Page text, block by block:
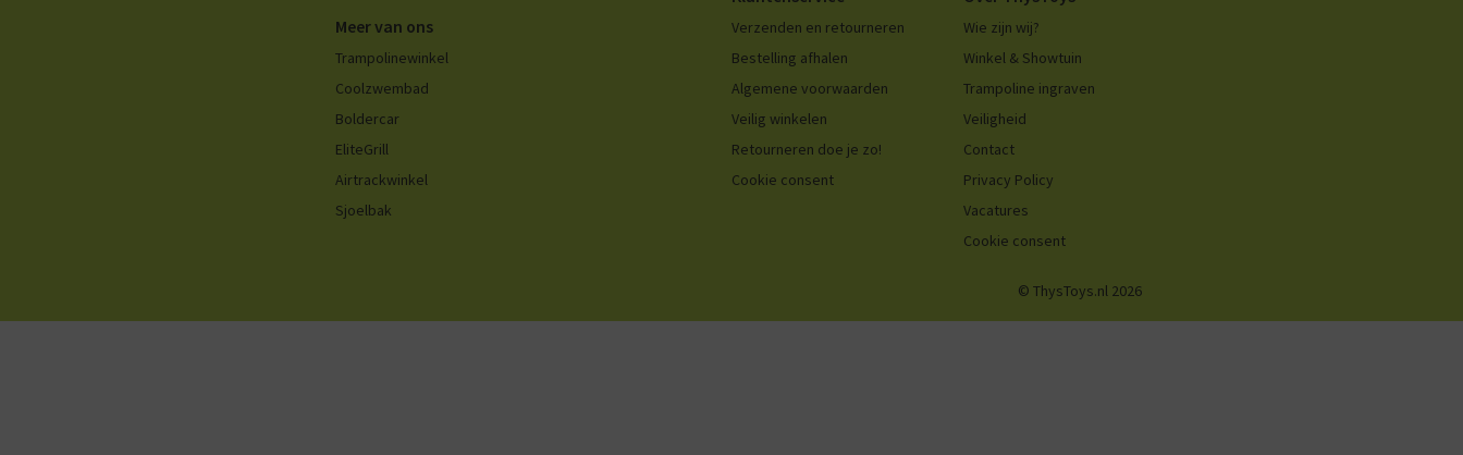
Meer van ons
Trampolinewinkel
Coolzwembad
Boldercar
EliteGrill
Airtrackwinkel
Sjoelbak
Verzenden en retourneren
Bestelling afhalen
Algemene voorwaarden
Veilig winkelen
Retourneren doe je zo!
Cookie consent
Wie zijn wij?
Winkel & Showtuin
Trampoline ingraven
Veiligheid
Contact
Privacy Policy
Vacatures
Cookie consent
© ThysToys.nl 2026